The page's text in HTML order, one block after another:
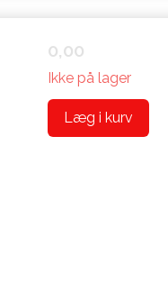
0,00
Ikke på lager
Læg i kurv